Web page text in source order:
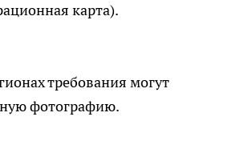
карта).
требования могут
фотографию.